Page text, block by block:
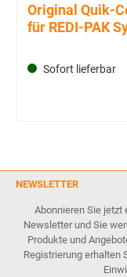
Original Quik-
für REDI-PAK
Sofort lieferbar
NEWSLETTER
Abonnieren Sie
Newsletter und Sie
Produkte und
Registrierung erhalten